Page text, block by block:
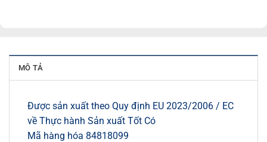
MÔ TẢ
Được sản xuất theo Quy định EU 2023/2006 / EC
về Thực hành Sản xuất Tốt Có
Mã hàng hóa 84818099